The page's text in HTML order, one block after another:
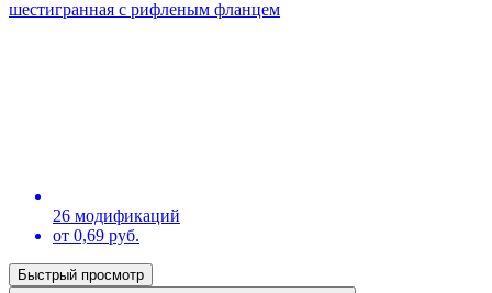
шестигранная с рифленым фланцем
26 модификаций
от 0,69 руб.
Быстрый просмотр